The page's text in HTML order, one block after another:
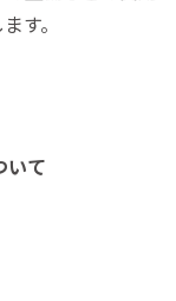
す。
いて